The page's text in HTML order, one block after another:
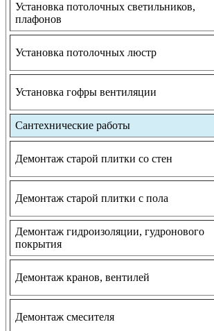
Установка потолочных светильников,
плафонов
Установка потолочных люстр
Установка гофры вентиляции
Сантехнические работы
Демонтаж старой плитки со стен
Демонтаж старой плитки с пола
Демонтаж гидроизоляции, гудронового
покрытия
Демонтаж кранов, вентилей
Демонтаж смесителя